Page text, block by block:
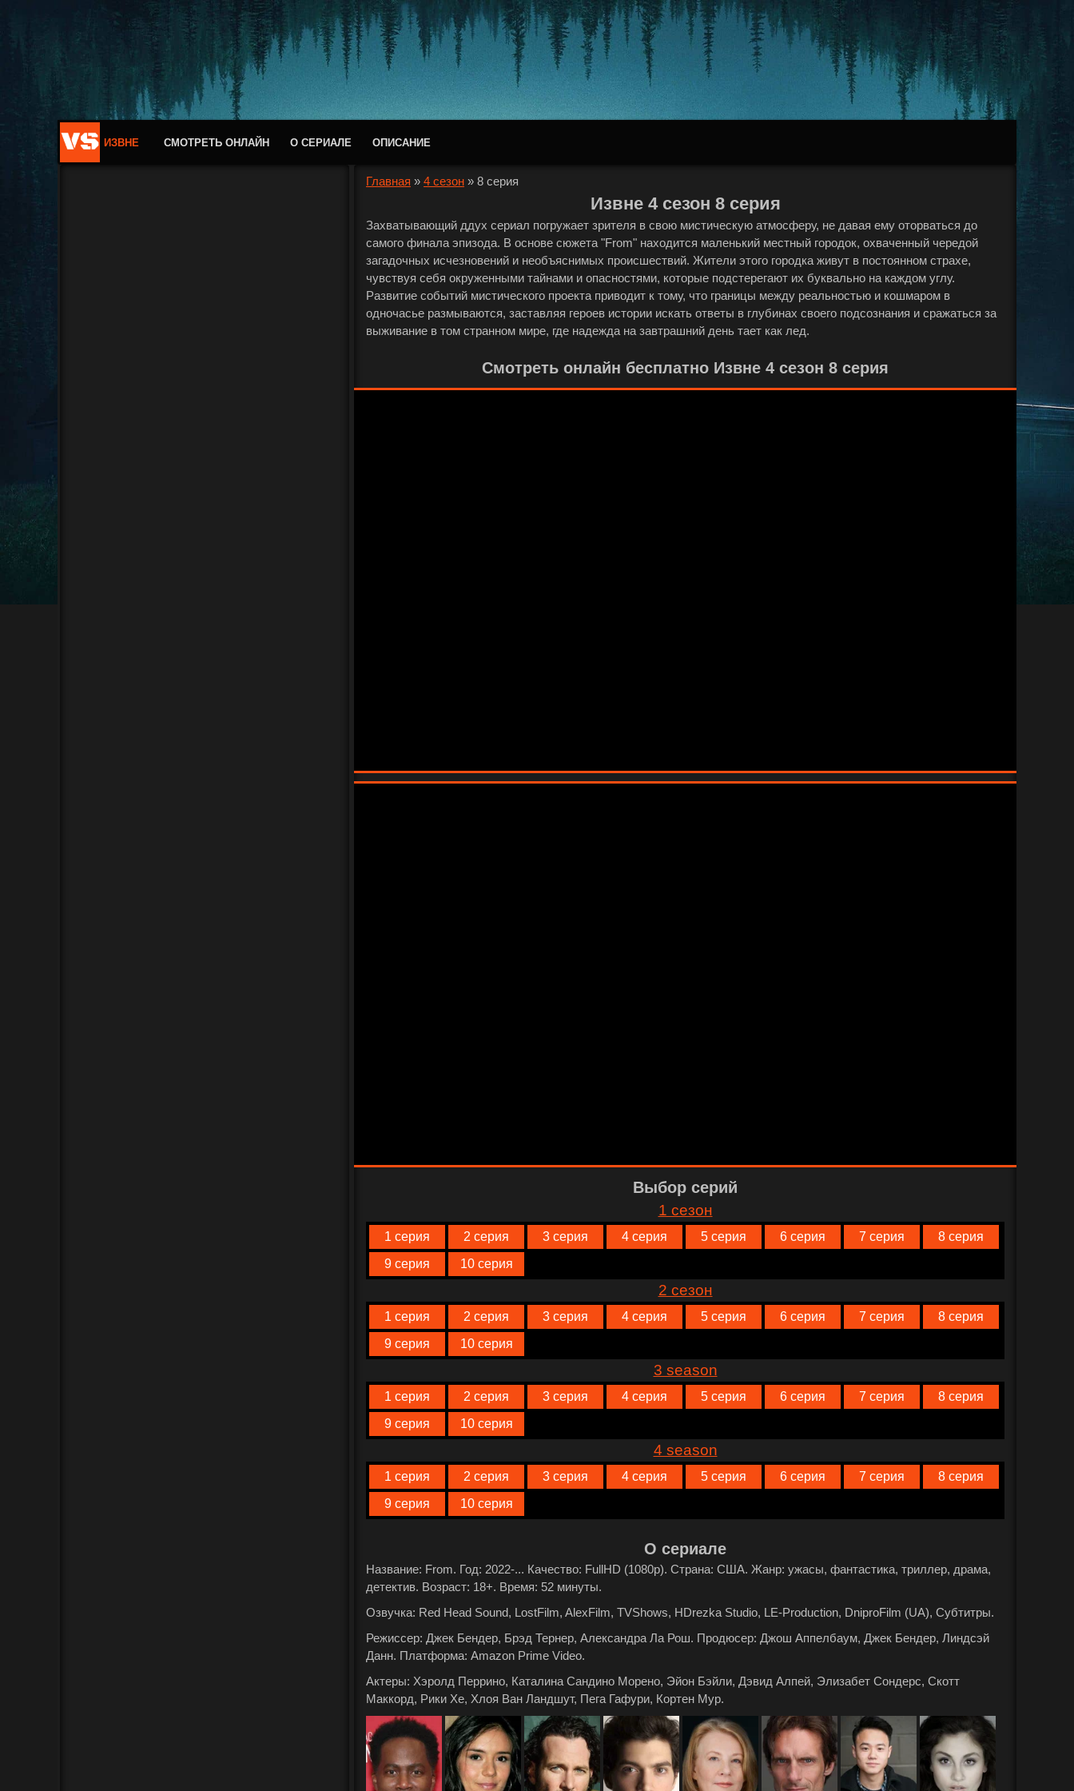
ИЗВНЕ СМОТРЕТЬ ОНЛАЙН О СЕРИАЛЕ ОПИСАНИЕ
Главная » 4 сезон » 8 серия
Извне 4 сезон 8 серия
Захватывающий ддух сериал погружает зрителя в свою мистическую атмосферу, не давая ему оторваться до
самого финала эпизода. В основе сюжета "From" находится маленький местный городок, охваченный чередой
загадочных исчезновений и необъяснимых происшествий. Жители этого городка живут в постоянном страхе,
чувствуя себя окруженными тайнами и опасностями, которые подстерегают их буквально на каждом углу.
Развитие событий мистического проекта приводит к тому, что границы между реальностью и кошмаром в
одночасье размываются, заставляя героев истории искать ответы в глубинах своего подсознания и сражаться за
выживание в том странном мире, где надежда на завтрашний день тает как лед.
Смотреть онлайн бесплатно Извне 4 сезон 8 серия
Выбор серий
1 сезон
1 серия 2 серия 3 серия 4 серия 5 серия 6 серия 7 серия
8 серия
9 серия
10 серия
2 сезон
1 серия 2 серия 3 серия 4 серия 5 серия 6 серия 7 серия
8 серия
9 серия
10 серия
3 season
1 серия 2 серия 3 серия 4 серия 5 серия 6 серия 7 серия
8 серия
9 серия
10 серия
4 season
1 серия 2 серия 3 серия 4 серия 5 серия 6 серия 7 серия
8 серия
9 серия
10 серия
О сериале
Название: From. Год: 2022-... Качество: FullHD (1080p). Страна: США. Жанр: ужасы, фантастика, триллер, драма,
детектив. Возраст: 18+. Время: 52 минуты.
Озвучка: Red Head Sound, LostFilm, AlexFilm, TVShows, HDrezka Studio, LE-Production, DniproFilm (UA), Субтитры.
Режиссер: Джек Бендер, Брэд Тернер, Александра Ла Рош. Продюсер: Джош Аппелбаум, Джек Бендер, Линдсэй
Данн. Платформа: Amazon Prime Video.
Актеры: Хэролд Перрино, Каталина Сандино Морено, Эйон Бэйли, Дэвид Алпей, Элизабет Сондерс, Скотт
Маккорд, Рики Хе, Хлоя Ван Ландшут, Пега Гафури, Кортен Мур.